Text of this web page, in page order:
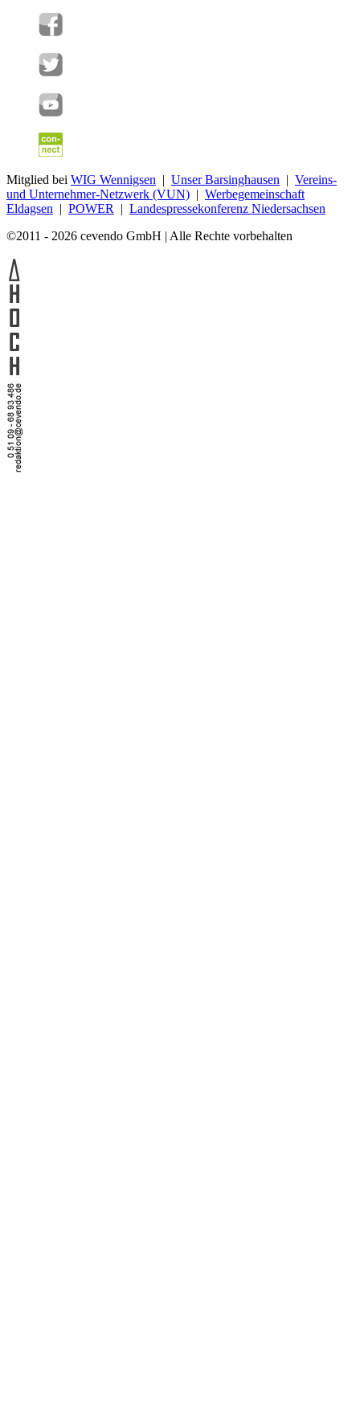
Mitglied bei WIG Wennigsen | Unser Barsinghausen | Vereins-
und Unternehmer-Netzwerk (VUN) | Werbegemeinschaft
Eldagsen | POWER | Landespressekonferenz Niedersachsen
©2011 - 2026 cevendo GmbH | Alle Rechte vorbehalten